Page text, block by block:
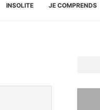
INSOLITE JE COMPRENDS